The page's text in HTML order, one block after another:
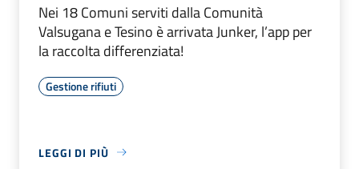
Nei 18 Comuni serviti dalla Comunità
Valsugana e Tesino è arrivata Junker, l’app per
la raccolta differenziata!
Gestione rifiuti
LEGGI DI PIÙ